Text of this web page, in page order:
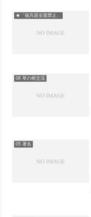
★「核兵器全面禁止」
08 草の根交流
05 署名